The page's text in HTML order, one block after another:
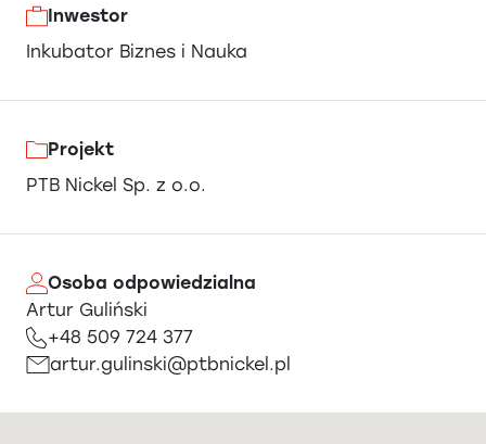
Inwestor
Inkubator Biznes i Nauka
Projekt
PTB Nickel Sp. z o.o.
Osoba odpowiedzialna
Artur Guliński
+48 509 724 377
artur.gulinski@ptbnickel.pl